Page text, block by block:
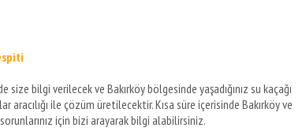
bilgi verilecek ve Bakırköy bölgesinde yaşadığınız su kaçağı
ile çözüm üretilecektir. Kısa süre içerisinde Bakırköy ve
için bizi arayarak bilgi alabilirsiniz.